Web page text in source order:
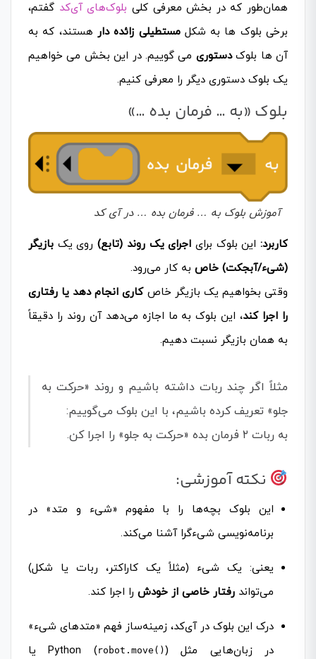
همان‌طور که در بخش معرفی کلی بلوک‌های آی‌کد گفتم،
برخی بلوک ها به شکلمستطیلی زائده دار هستند، که به
آن ها بلوکدستوری می گوییم. در این بخش می خواهیم
یک بلوک دستوری دیگر را معرفی کنیم.
بلوک «به … فرمان بده …»
آموزش بلوک به … فرمان بده … در آی کد
کاربرد:این بلوک برای اجرای یک روند (تابع)روی یک بازیگر
(شیء/آبجکت) خاص به کار می‌رود.
وقتی بخواهیم یک بازیگر خاصکاری انجام دهد یا رفتاری
را اجرا کند، این بلوک به ما اجازه می‌دهد آن روند را دقیقاً
به همان بازیگر نسبت دهیم.
مثلاً اگر چند ربات داشته باشیم و روند «حرکت به
جلو» تعریف کرده باشیم، با این بلوک می‌گوییم:
به ربات ۲ فرمان بده «حرکت به جلو» را اجرا کن.
نکته آموزشی:
این بلوک بچه‌ها را با مفهوم «شیء و متد» در
برنامه‌نویسی شیء‌گرا آشنا می‌کند.
یعنی: یک شیء (مثلاً یک کاراکتر، ربات یا شکل)
می‌تواند رفتار خاصی از خودش را اجرا کند.
درک این بلوک در آی‌کد، زمینه‌ساز فهم «متدهای شیء»
در زبان‌هایی مثل Python (
robot.move()
) یا